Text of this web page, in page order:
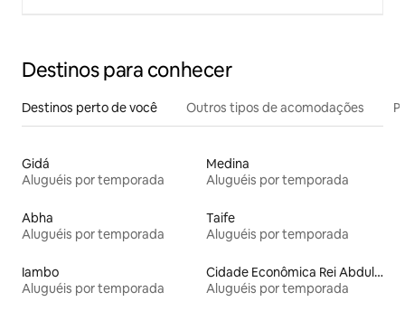
Destinos para conhecer
Destinos perto de você Outros tipos de acomodações
Gidá
Aluguéis por temporada
Medina
Aluguéis por temporada
Abha
Aluguéis por temporada
Taife
Aluguéis por temporada
Iambo
Aluguéis por temporada
Cidade Econômica Rei Abdullah
Aluguéis por temporada